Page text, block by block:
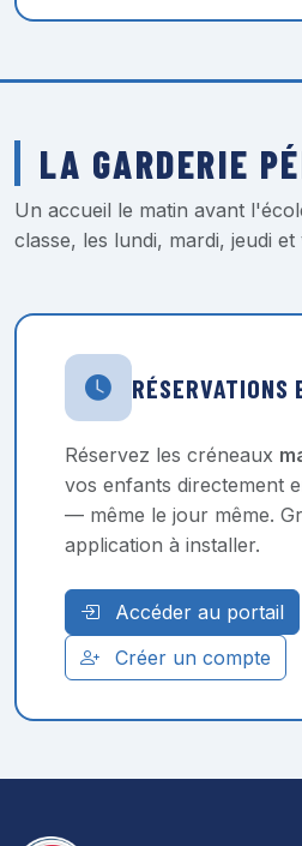
LA GARDERIE
Un accueil le matin avant
classe, les lundi, mardi, jeudi et
RÉSERVATIONS
Réservez les créneaux
vos enfants directement
— même le jour même.
application à installer.
Accéder au portail
Créer un compte